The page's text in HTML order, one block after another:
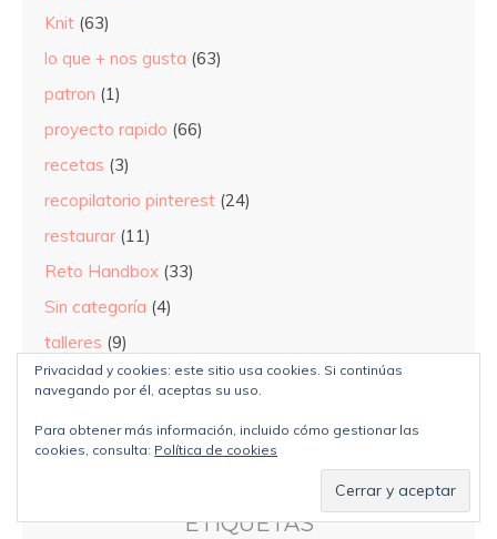
Knit (63)
lo que + nos gusta (63)
patron (1)
proyecto rapido (66)
recetas (3)
recopilatorio pinterest (24)
restaurar (11)
Reto Handbox (33)
Sin categoría (4)
talleres (9)
tutorial(69)
ETIQUETAS
Privacidad y cookies: este sitio usa cookies. Si continúas
navegando por él, aceptas su uso.
Para obtener más información, incluido cómo gestionar las
cookies, consulta: Política de cookies